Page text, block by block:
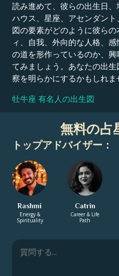
読み進めて、彼らの出生日、
ハウス、星座、アセンダント
図の要素がどのように彼らの
ィ、自我、外向的な人格、感
の道を形作っているのか、興
てみましょう。あなたの出生
察を明らかにするかもしれま
牡牛座 有名人の出生図
無料の占
トップアドバイザー：
Rashmi
Energy &
Spirituality
Catrin
Career & Life
Path